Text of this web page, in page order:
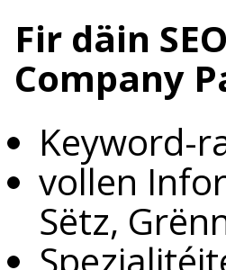
Fir däin
Company
Keyword-
vollen
Sëtz,